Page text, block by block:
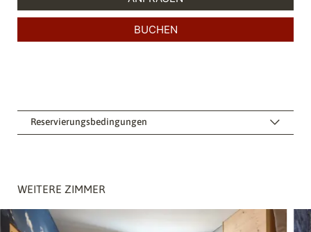
Reservierungsbedingungen
WEITERE ZIMMER